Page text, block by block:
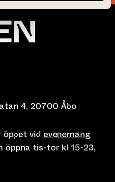
4, 20700 Åbo
öppet vid evenemang
öppna tis-tor kl 15-23,